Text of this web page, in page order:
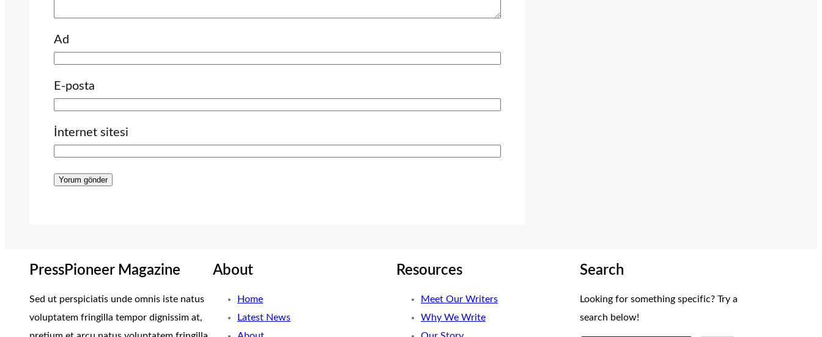
Ad
E-posta
İnternet sitesi
PressPioneer Magazine
Sed ut perspiciatis unde omnis iste natus
voluptatem fringilla tempor dignissim at,
About
Home
Latest News
Resources
Meet Our Writers
Why We Write
Search
Looking for something specific? Try a
search below!